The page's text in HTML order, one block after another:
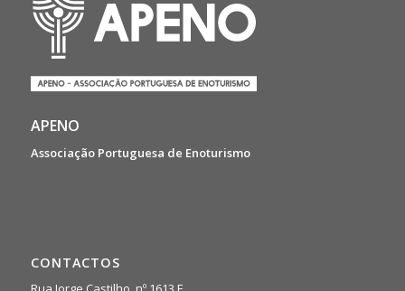
APENO
Associação Portuguesa de Enoturismo
CONTACTOS